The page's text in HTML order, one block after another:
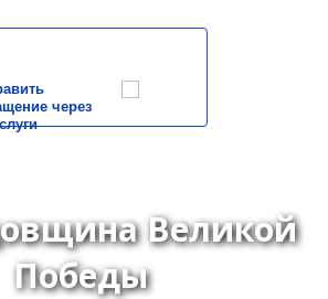
через
Великой
Победы